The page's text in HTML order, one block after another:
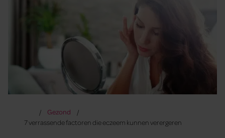
Gezond
7 verrassende factoren die eczeem kunnen verergeren